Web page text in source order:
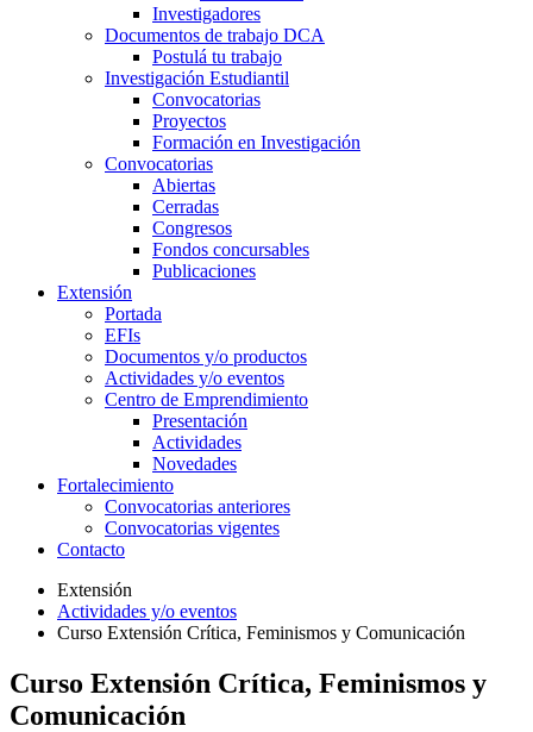
Investigadores
Documentos de trabajo DCA
Postulá tu trabajo
Investigación Estudiantil
Convocatorias
Proyectos
Formación en Investigación
Convocatorias
Abiertas
Cerradas
Congresos
Fondos concursables
Publicaciones
Extensión
Portada
EFIs
Documentos y/o productos
Actividades y/o eventos
Centro de Emprendimiento
Presentación
Actividades
Novedades
Fortalecimiento
Convocatorias anteriores
Convocatorias vigentes
Contacto
Extensión
Actividades y/o eventos
Curso Extensión Crítica, Feminismos y Comunicación
Curso Extensión Crítica, Feminismos y
Comunicación